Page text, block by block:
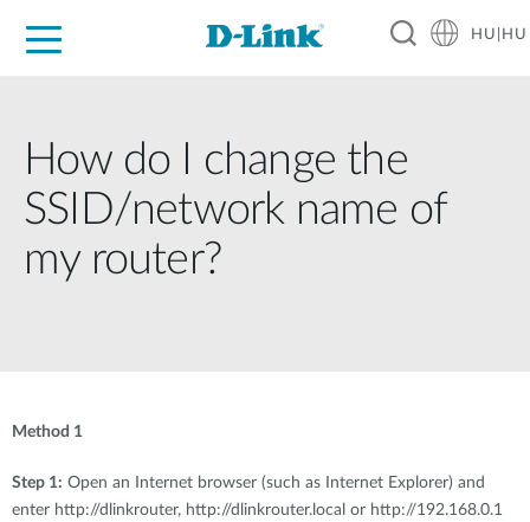
HU|HU
How do I change the
SSID/network name of
my router?
Method 1
Step 1: Open an Internet browser (such as Internet Explorer) and
enter http://dlinkrouter, http://dlinkrouter.local or http://192.168.0.1